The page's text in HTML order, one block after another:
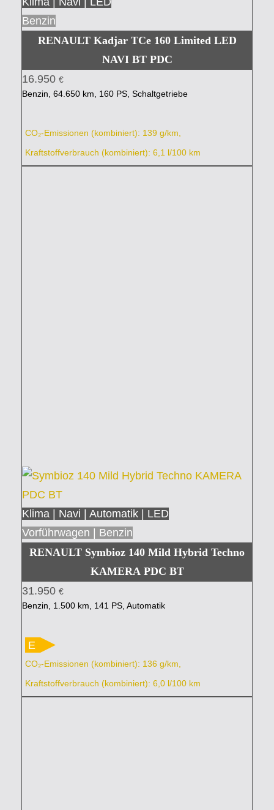
Benzin
RENAULT Kadjar TCe 160 Limited LED
NAVI BT PDC
16.950 €
Benzin, 64.650 km, 160 PS, Schaltgetriebe
CO₂-Emissionen (kombiniert): 139 g/km,
Kraftstoffverbrauch (kombiniert): 6,1 l/100 km
Klima | Navi | Automatik | LED
Vorführwagen | Benzin
RENAULT Symbioz 140 Mild Hybrid Techno
KAMERA PDC BT
31.950 €
Benzin, 1.500 km, 141 PS, Automatik
E
CO₂-Emissionen (kombiniert): 136 g/km,
Kraftstoffverbrauch (kombiniert): 6,0 l/100 km